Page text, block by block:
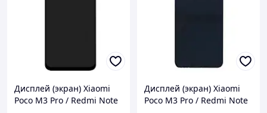
Дисплей (экран) Xiaomi
Poco M3 Pro / Redmi Note
Дисплей (экран) Xiaomi
Poco M3 Pro / Redmi Note